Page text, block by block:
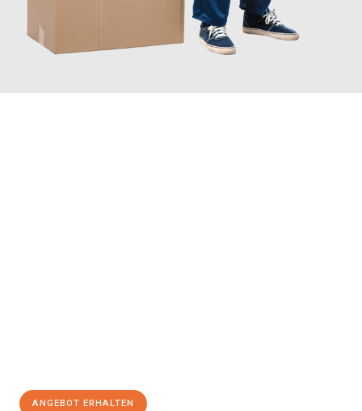
ANGEBOT ERHALTEN